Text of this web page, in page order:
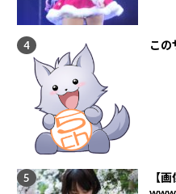
この
【